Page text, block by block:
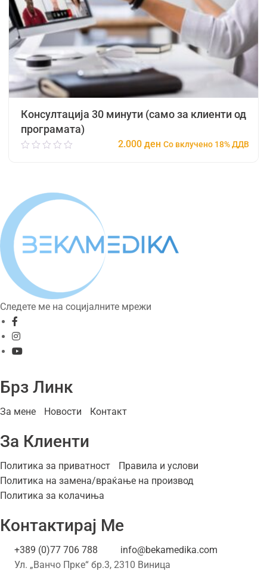
Консултација 30 минути (само за клиенти од
програмата)
0.00
2.000 ден Со вклучено 18% ДДВ
Следете ме на социјалните мрежи
Брз Линк
За мене Новости Контакт
За Клиенти
Политика за приватност
Правила и услови
Политика на замена/враќање на производ
Политика за колачиња
Контактирај Ме
+389 (0)77 706 788
info@bekamedika.com
Ул. „Ванчо Прке“ бр.3, 2310 Виница